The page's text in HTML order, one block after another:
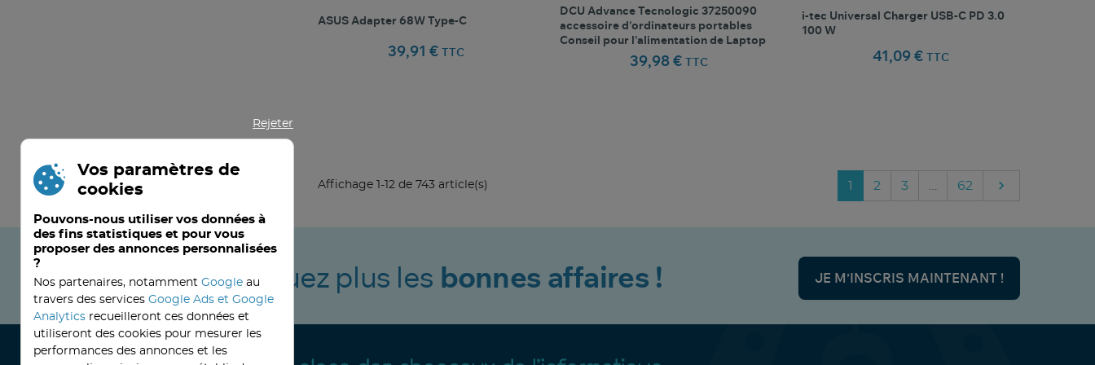
ASUS Adapter 68W Type-C
39,91 €TTC
DCU Advance Tecnologic 37250090
accessoire d'ordinateurs portables
Conseil pour l'alimentation de Laptop
39,98 € TTC
i-tec Universal Charger USB-C PD 3.0
100 W
41,09 €TTC
Affichage 1-12 de 743 article(s) 1 2 3 62 Suivant

Ne manquez plus les bonnes affaires ! JE M’INSCRIS MAINTENANT !
Rejeter
Vos paramètres de
cookies
Pouvons-nous utiliser vos données à
des fins statistiques et pour vous
proposer des annonces personnalisées
?
Nos partenaires, notamment Google au
travers des services Google Ads et Google
Analytics recueilleront ces données et
utiliseront des cookies pour mesurer les
performances des annonces et les